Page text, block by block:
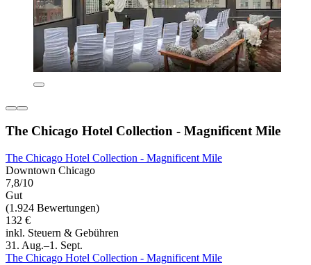
The Chicago Hotel Collection - Magnificent Mile
The Chicago Hotel Collection - Magnificent Mile
Downtown Chicago
7,8/10
Gut
(1.924 Bewertungen)
132 €
inkl. Steuern & Gebühren
31. Aug.–1. Sept.
The Chicago Hotel Collection - Magnificent Mile